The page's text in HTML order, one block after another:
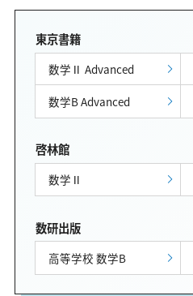
東京書籍
数学Ⅱ Advanced
数学B Advanced
啓林館
数学Ⅱ
数研出版
高等学校 数学B